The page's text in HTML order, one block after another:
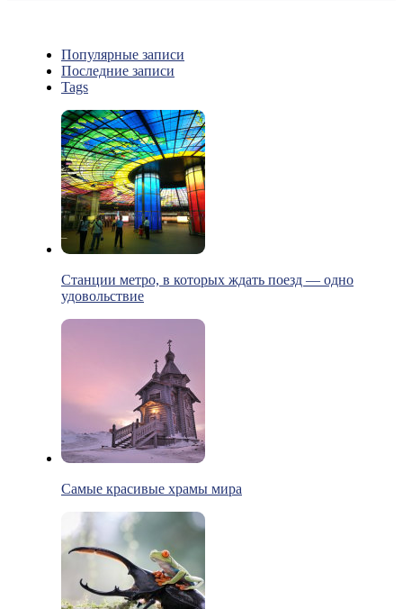
Популярные записи
Последние записи
Tags
Станции метро, в которых ждать поезд — одно
удовольствие
Самые красивые храмы мира